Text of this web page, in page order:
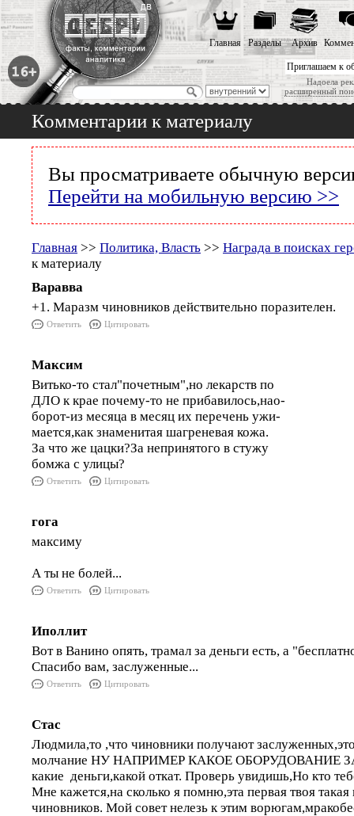
Приглашаем к
Надоела
расширенный
Главная Разделы Архив
Комментарии к материалу
Вы просматриваете обычную
Перейти на мобильную версию >>
Главная >> Политика, Власть >> Награда в поисках
к материалу
Варавва
+1. Маразм чиновников действительно поразителен.
Ответить Цитировать
Максим
Витько-то стал"почетным",но лекарств по
ДЛО к крае почему-то не прибавилось,нао-
борот-из месяца в месяц их перечень ужи-
мается,как знаменитая шагреневая кожа.
За что же цацки?За непринятого в стужу
бомжа с улицы?
Ответить Цитировать
гога
максиму
А ты не болей...
Ответить Цитировать
Иполлит
Вот в Ванино опять, трамал за деньги есть, а
Спасибо вам, заслуженные...
Ответить Цитировать
Стас
Людмила,то ,что чиновники получают
молчание НУ НАПРИМЕР КАКОЕ ОБОРУДОВАНИЕ
какие деньги,какой откат. Проверь увидишь,Но кто
Мне кажется,на сколько я помню,эта первая твоя
чиновников. Мой совет нелезь к этим